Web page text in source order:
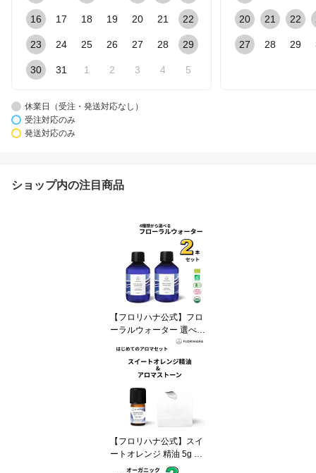
16 17 18 19 20 21 22
23 24 25 26 27 28 29
30 31 1 2 3 4 5
20 21 22
27 28 29
休業日（受注・発送対応なし）
受注対応のみ
発送対応のみ
ショップ内の注目商品
【フロリハナ公式】フロ
ーラルウォーター 選べる
2本セット 200ml×2本 送
0％天然 ローズウォータ
【フロリハナ公式】スイ
ートオレンジ 精油 5g ＆
アロマストーン セット